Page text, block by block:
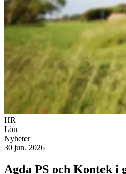
HR
Lön
Nyheter
30 jun. 2026
Agda PS och Kontek i